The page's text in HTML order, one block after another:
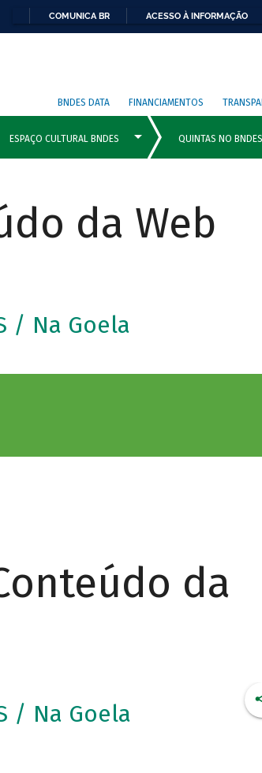
COMUNICA BR ACESSO À INFORMAÇÃO
BNDES DATA FINANCIAMENTOS
da Web
/ Na Goela
da
/ Na Goela